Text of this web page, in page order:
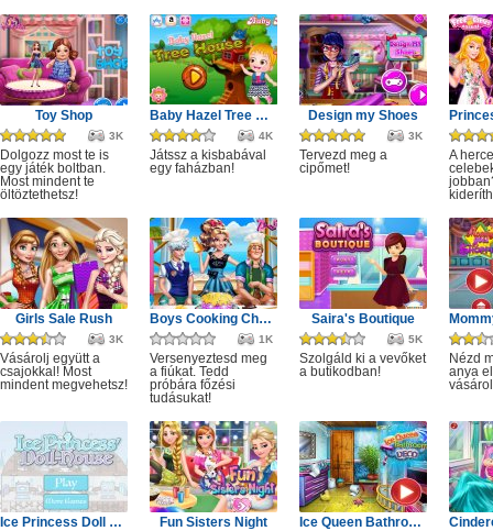
Toy Shop
3K
Dolgozz most te is
egy játék boltban.
Most mindent te
öltöztethetsz!
Baby Hazel Tree House
4K
Játssz a kisbabával
egy faházban!
Design my Shoes
3K
Tervezd meg a
cipőmet!
A
Girls Sale Rush
3K
Vásárolj együtt a
csajokkal! Most
mindent megvehetsz!
Boys Cooking Challenge
1K
Versenyeztesd meg
a fiúkat. Tedd
próbára főzési
tudásukat!
Saira's Boutique
5K
Szolgáld ki a vevőket
a butikodban!
Nézd
anya
Ice Princess Doll House Fun Sisters Night Ice Queen Bathroom Deco